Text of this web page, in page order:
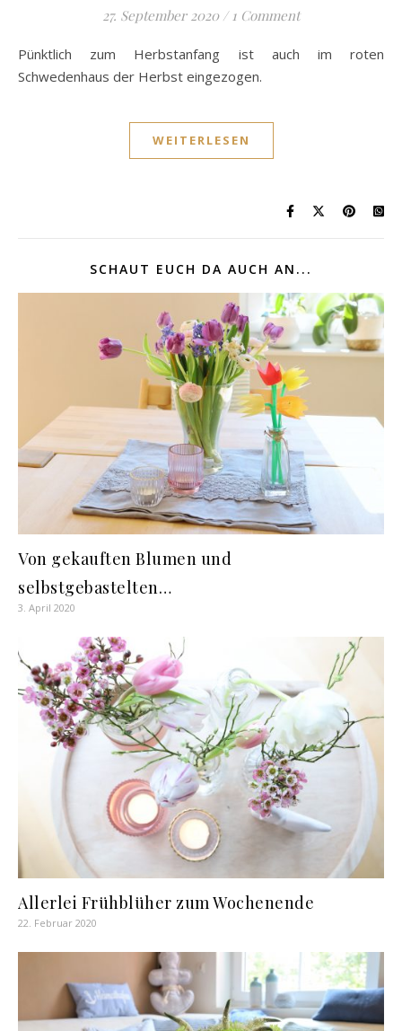
27. September 2020 / 1 Comment
Pünktlich zum Herbstanfang ist auch im roten
Schwedenhaus der Herbst eingezogen.
WEITERLESEN
SCHAUT EUCH DA AUCH AN...
Von gekauften Blumen und
selbstgebastelten…
3. April 2020
Allerlei Frühblüher zum Wochenende
22. Februar 2020